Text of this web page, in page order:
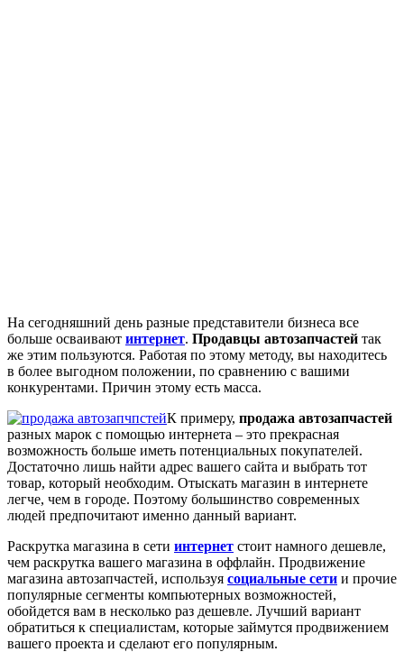
На сегодняшний день разные представители бизнеса все
больше осваивают интернет. Продавцы автозапчастей так
же этим пользуются. Работая по этому методу, вы находитесь
в более выгодном положении, по сравнению с вашими
конкурентами. Причин этому есть масса.
К примеру, продажа автозапчастей
разных марок с помощью интернета – это прекрасная
возможность больше иметь потенциальных покупателей.
Достаточно лишь найти адрес вашего сайта и выбрать тот
товар, который необходим. Отыскать магазин в интернете
легче, чем в городе. Поэтому большинство современных
людей предпочитают именно данный вариант.
Раскрутка магазина в сети интернет стоит намного дешевле,
чем раскрутка вашего магазина в оффлайн. Продвижение
магазина автозапчастей, используя социальные сети и прочие
популярные сегменты компьютерных возможностей,
обойдется вам в несколько раз дешевле. Лучший вариант
обратиться к специалистам, которые займутся продвижением
вашего проекта и сделают его популярным.